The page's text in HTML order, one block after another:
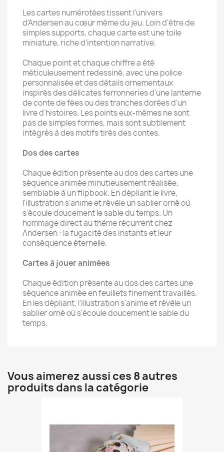
Les cartes numérotées tissent l'univers
d'Andersen au cœur même du jeu. Loin d'être de
simples supports, chaque carte est une toile
miniature, riche d'intention narrative.
Chaque point et chaque chiffre a été
méticuleusement redessiné, avec une police
personnalisée et des détails ornementaux
inspirés des délicates ferronneries d'une lanterne
de conte de fées ou des tranches dorées d'un
livre d'histoires. Les points eux-mêmes ne sont
pas de simples formes, mais sont subtilement
intégrés à des motifs tirés des contes.
Dos des cartes
Chaque édition présente au dos des cartes une
séquence animée minutieusement réalisée,
semblable à un flipbook. En dépliant le livre,
l'illustration s'anime et révèle un sablier orné où
s'écoule doucement le sable du temps. Un
hommage direct au thème récurrent chez
Andersen : la fugacité des instants et leur
conséquence éternelle.
Cartes à jouer animées
Chaque édition présente au dos des cartes une
séquence animée en feuillets finement travaillés.
En les dépliant, l'illustration s'anime et révèle un
sablier orné où s'écoule doucement le sable du
temps.
Vous aimerez aussi ces 8 autres
produits dans la catégorie